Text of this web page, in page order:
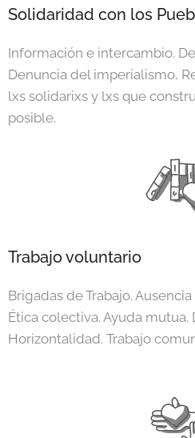
Solidaridad con los
Información e intercambio.
Denuncia del imperialismo,
lxs solidarixs y lxs que
posible.
Trabajo voluntario
Brigadas de Trabajo.
Ética colectiva. Ayuda mutua.
Horizontalidad. Trabajo